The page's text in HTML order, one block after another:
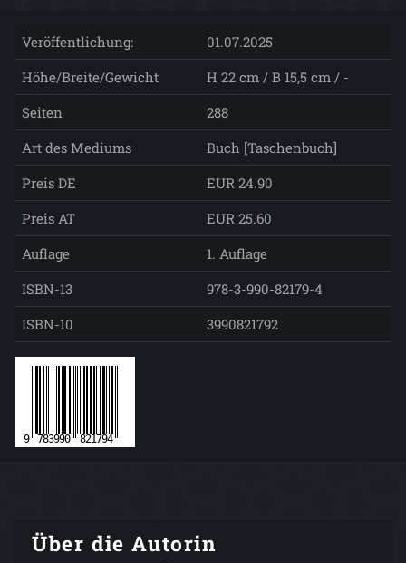
Veröffentlichung:
01.07.2025
Höhe/Breite/Gewicht
H 22 cm / B 15,5 cm / -
Seiten
288
Art des Mediums
Buch [Taschenbuch]
Preis DE
EUR 24.90
Preis AT
EUR 25.60
Auflage
1. Auflage
ISBN-13
978-3-990-82179-4
ISBN-10
3990821792
Über die Autorin